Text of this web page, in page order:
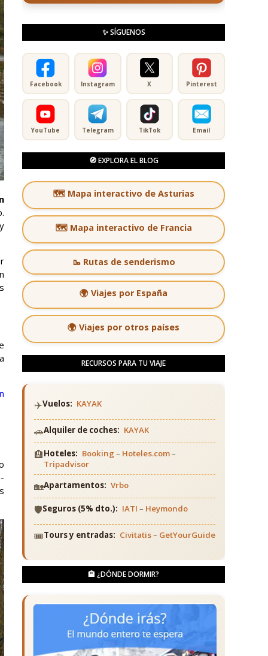
✨ SÍGUENOS
Facebook Instagram X Pinterest
YouTube Telegram TikTok Email
🧭 EXPLORA EL BLOG
🗺️ Mapa interactivo de Asturias
🗺️ Mapa interactivo de Francia
🥾 Rutas de senderismo
🌍 Viajes por España
🌍 Viajes por otros países
RECURSOS PARA TU VIAJE
✈️Vuelos: KAYAK
🚗Alquiler de coches: KAYAK
🏨Hoteles: Booking – Hoteles.com–
Tripadvisor
🏡Apartamentos: Vrbo
🛡️Seguros (5% dto.): IATI – Heymondo
🎟️Tours y entradas: Civitatis– GetYourGuide
🏨 ¿DÓNDE DORMIR?